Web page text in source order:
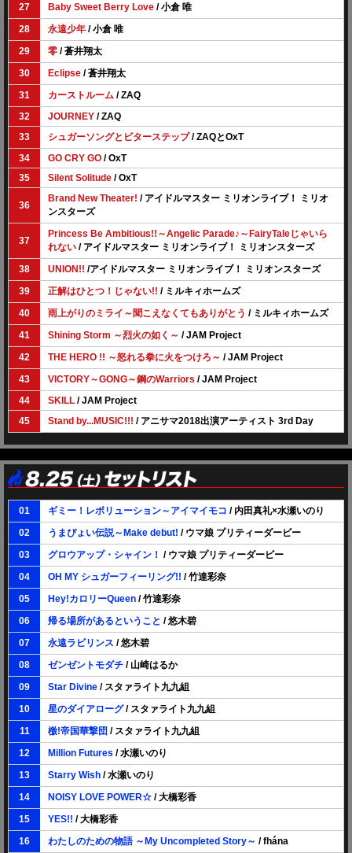
27
Baby Sweet Berry Love / 小倉 唯
28
永遠少年 / 小倉 唯
29
零 / 蒼井翔太
30
Eclipse / 蒼井翔太
31
カーストルーム / ZAQ
32
JOURNEY / ZAQ
33
シュガーソングとビターステップ/ ZAQとOxT
34
GO CRY GO / OxT
35
Silent Solitude / OxT
36
Brand New Theater! / アイドルマスター ミリオンライブ！ ミリオ
ンスターズ
37
Princess Be Ambitious!!～Angelic Parade♪～FairyTaleじゃいら
れない / アイドルマスター ミリオンライブ！ ミリオンスターズ
38
UNION!! /アイドルマスター ミリオンライブ！ ミリオンスターズ
39
正解はひとつ！じゃない!! / ミルキィホームズ
40
雨上がりのミライ～聞こえなくてもありがとう / ミルキィホームズ
41
Shining Storm ～烈火の如く～ / JAM Project
42
THE HERO !! ～怒れる拳に火をつけろ～ / JAM Project
43
VICTORY～GONG～鋼のWarriors / JAM Project
44
SKILL / JAM Project
45
Stand by...MUSIC!!! / アニサマ2018出演アーティスト 3rd Day
01 ギミー！レボリューション～アイマイモコ / 内田真礼×水瀬いのり
02
うまぴょい伝説～Make debut! / ウマ娘 プリティーダービー
03
グロウアップ・シャイン！ / ウマ娘 プリティーダービー
04
OH MY シュガーフィーリング!! / 竹達彩奈
05
Hey!カロリーQueen / 竹達彩奈
06
帰る場所があるということ / 悠木碧
07
永遠ラビリンス / 悠木碧
08
ゼンゼントモダチ / 山崎はるか
09
Star Divine / スタァライト九九組
10
星のダイアローグ/ スタァライト九九組
11
檄!帝国華撃団 / スタァライト九九組
12
Million Futures / 水瀬いのり
13
Starry Wish / 水瀬いのり
14
NOISY LOVE POWER☆ / 大橋彩香
15
YES!! / 大橋彩香
16
わたしのための物語 ～My Uncompleted Story～ / fhána